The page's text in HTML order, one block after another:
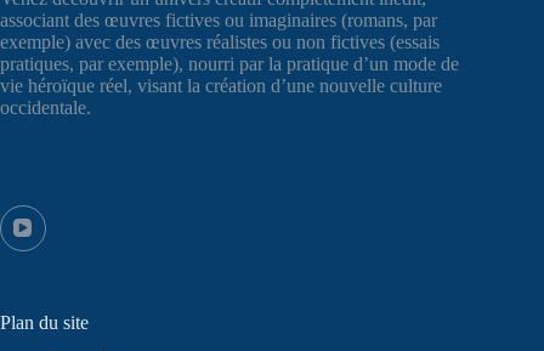
associant des œuvres fictives ou imaginaires (romans, par
exemple) avec des œuvres réalistes ou non fictives (essais
pratiques, par exemple), nourri par la pratique d’un mode de
vie héroïque réel, visant la création d’une nouvelle culture
occidentale.
Plan du site